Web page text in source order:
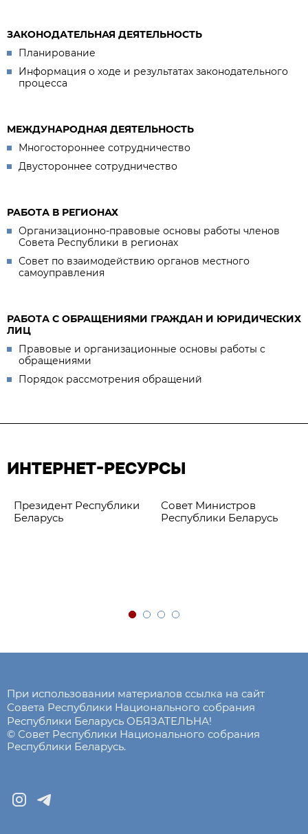
ЗАКОНОДАТЕЛЬНАЯ ДЕЯТЕЛЬНОСТЬ
Планирование
Информация о ходе и результатах законодательного
процесса
МЕЖДУНАРОДНАЯ ДЕЯТЕЛЬНОСТЬ
Многостороннее сотрудничество
Двустороннее сотрудничество
РАБОТА В РЕГИОНАХ
Организационно-правовые основы работы членов
Совета Республики в регионах
Совет по взаимодействию органов местного
самоуправления
РАБОТА С ОБРАЩЕНИЯМИ ГРАЖДАН И ЮРИДИЧЕСКИХ
ЛИЦ
Правовые и организационные основы работы с
обращениями
Порядок рассмотрения обращений
ИНТЕРНЕТ-РЕСУРСЫ
Президент Республики
Беларусь
Совет Министров
Республики Беларусь
При использовании материалов ссылка на сайт
Совета Республики Национального собрания
Республики Беларусь ОБЯЗАТЕЛЬНА!
© Совет Республики Национального собрания
Республики Беларусь.